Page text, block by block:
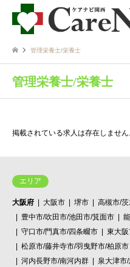
管理栄養士/栄養士
管理栄養士/栄養士
掲載されている求人は存在しません
エリア
大阪府 大阪市 堺市
高槻市/
豊中市/吹田市/池田市/箕面市
守口市/門真市/四条畷市
東大
松原市/藤井寺市/羽曳野市/柏原市
河内長野市/南河内群
泉大津市